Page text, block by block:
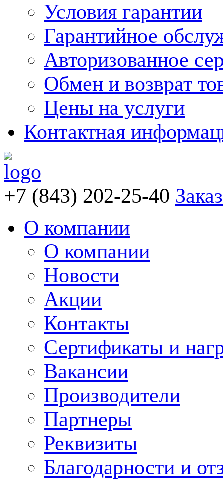
Условия гарантии
Гарантийное
Авторизованное
Обмен и возврат
Цены на услуги
Контактная
+7 (843) 202-25-40
О компании
О компании
Новости
Акции
Контакты
Сертификаты и
Вакансии
Производители
Партнеры
Реквизиты
Благодарности и